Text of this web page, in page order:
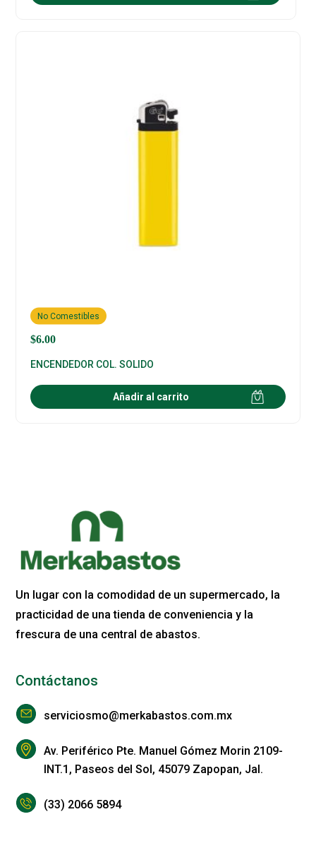
$6.00
No Comestibles
ENCENDEDOR COL. SOLIDO
Añadir al carrito
Un lugar con la comodidad de un supermercado, la
practicidad de una tienda de conveniencia y la
frescura de una central de abastos.
Contáctanos
serviciosmo@merkabastos.com.mx
Av. Periférico Pte. Manuel Gómez Morin 2109-
INT.1, Paseos del Sol, 45079 Zapopan, Jal.
(33) 2066 5894